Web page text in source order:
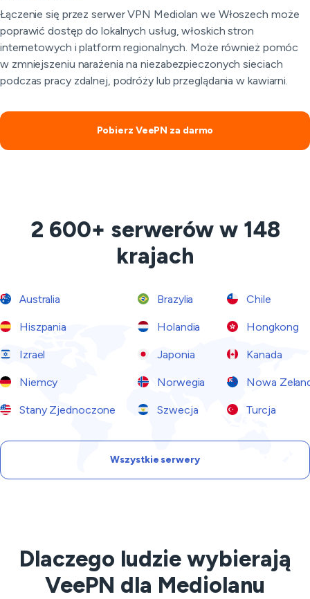
Łączenie się przez serwer VPN Mediolan we Włoszech może
poprawić dostęp do lokalnych usług, włoskich stron
internetowych i platform regionalnych. Może również pomóc
w zmniejszeniu narażenia na niezabezpieczonych sieciach
podczas pracy zdalnej, podróży lub przeglądania w kawiarni.
Pobierz VeePN za darmo
2 600+ serwerów w 148
krajach
Australia Brazylia Chile
Hiszpania Holandia Hongkong
Izrael Japonia Kanada
Niemcy Norwegia Nowa
Stany Zjednoczone Szwecja Turcja
Wszystkie serwery
Dlaczego ludzie wybierają
VeePN dla Mediolanu